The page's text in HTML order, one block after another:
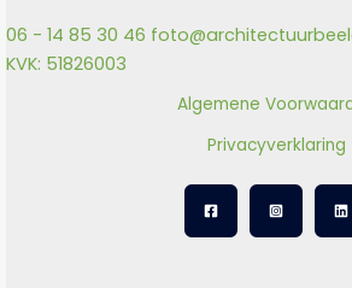
06 - 14 85 30 46
KVK: 51826003
Algemene
Privacyverklaring